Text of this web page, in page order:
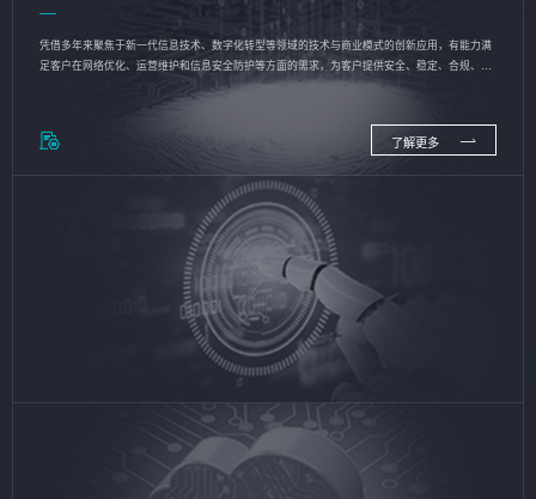
凭借多年来聚焦于新一代信息技术、数字化转型等领域的技术与商业模式的创新应用，有能力满
足客户在网络优化、运营维护和信息安全防护等方面的需求，为客户提供安全、稳定、合规、持
了解更多